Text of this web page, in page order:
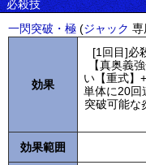
必殺技
一閃突破・極 (ジャック 専
効果
[1回目]必
【真奥義
い【重式】
単体に20回
突破可能な
効果範囲